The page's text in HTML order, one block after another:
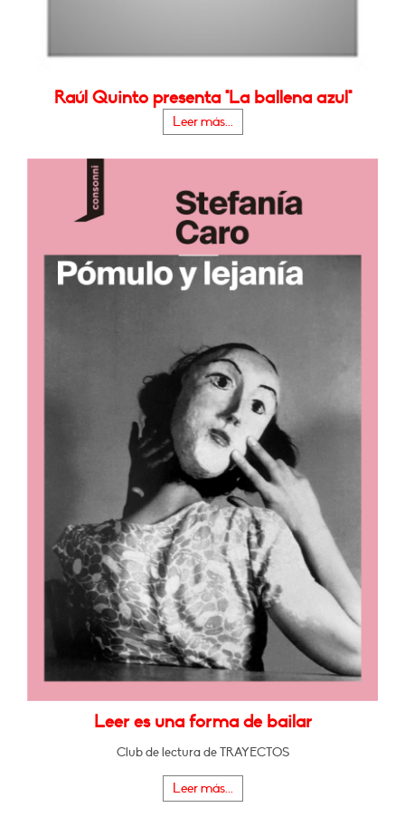
Raúl Quinto presenta "La ballena azul"
Leer más...
Leer es una forma de bailar
Club de lectura de TRAYECTOS
Leer más...